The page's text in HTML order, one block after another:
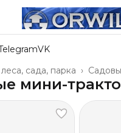
VK
сада, парка ›
мини-